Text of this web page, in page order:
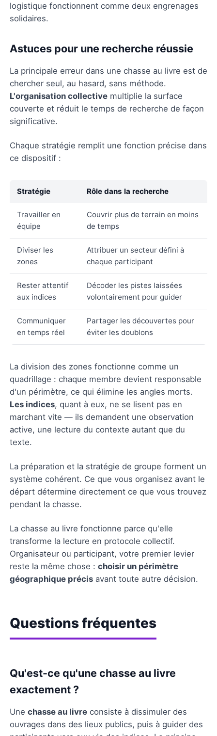
logistique fonctionnent comme deux engrenages
solidaires.
Astuces pour une recherche réussie
La principale erreur dans une chasse au livre est de
chercher seul, au hasard, sans méthode.
L'organisation collective multiplie la surface
couverte et réduit le temps de recherche de façon
significative.
Chaque stratégie remplit une fonction précise dans
ce dispositif :
Stratégie Rôle dans la recherche
Travailler en
équipe
Couvrir plus de terrain en moins
de temps
Diviser les
zones
Attribuer un secteur défini à
chaque participant
Rester attentif
aux indices
Décoder les pistes laissées
volontairement pour guider
Communiquer
en temps réel
Partager les découvertes pour
éviter les doublons
La division des zones fonctionne comme un
quadrillage : chaque membre devient responsable
d'un périmètre, ce qui élimine les angles morts.
Les indices, quant à eux, ne se lisent pas en
marchant vite — ils demandent une observation
active, une lecture du contexte autant que du
texte.
La préparation et la stratégie de groupe forment un
système cohérent. Ce que vous organisez avant le
départ détermine directement ce que vous trouvez
pendant la chasse.
La chasse au livre fonctionne parce qu'elle
transforme la lecture en protocole collectif.
Organisateur ou participant, votre premier levier
reste la même chose : choisir un périmètre
géographique précis avant toute autre décision.
Questions fréquentes
Qu'est-ce qu'une chasse au livre
exactement ?
Une chasse au livre consiste à dissimuler des
ouvrages dans des lieux publics, puis à guider des